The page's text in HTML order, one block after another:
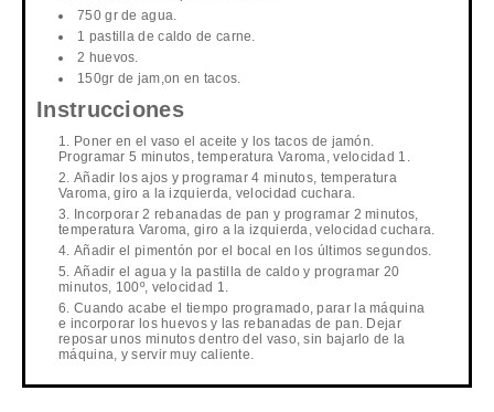
750 gr de agua.
1 pastilla de caldo de carne.
2 huevos.
150gr de jam,on en tacos.
Instrucciones
Poner en el vaso el aceite y los tacos de jamón.
Programar 5 minutos, temperatura Varoma, velocidad 1.
Añadir los ajos y programar 4 minutos, temperatura
Varoma, giro a la izquierda, velocidad cuchara.
Incorporar 2 rebanadas de pan y programar 2 minutos,
temperatura Varoma, giro a la izquierda, velocidad cuchara.
Añadir el pimentón por el bocal en los últimos segundos.
Añadir el agua y la pastilla de caldo y programar 20
minutos, 100º, velocidad 1.
Cuando acabe el tiempo programado, parar la máquina
e incorporar los huevos y las rebanadas de pan. Dejar
reposar unos minutos dentro del vaso, sin bajarlo de la
máquina, y servir muy caliente.